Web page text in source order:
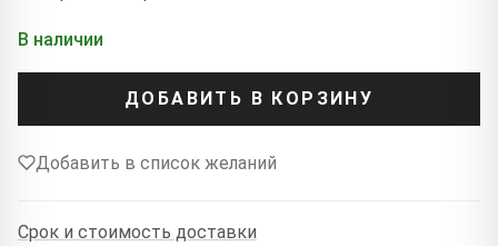
В наличии
ДОБАВИТЬ В КОРЗИНУ
Добавить в список желаний
Срок и стоимость доставки